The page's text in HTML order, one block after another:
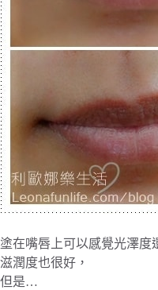
塗在嘴唇上可以感覺光澤度
滋潤度也很好，
但是…